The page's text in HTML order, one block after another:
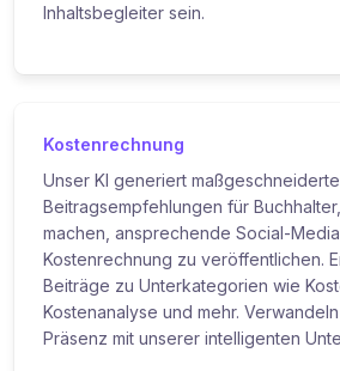
Inhaltsbegleiter sein.
Kostenrechnung
Unser KI generiert maßgeschneiderte
Beitragsempfehlungen für
machen, ansprechende Social-
Kostenrechnung zu veröffentlichen.
Beiträge zu Unterkategorien wie
Kostenanalyse und mehr.
Präsenz mit unserer intelligenten